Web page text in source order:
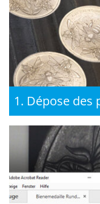
1. Dépose des